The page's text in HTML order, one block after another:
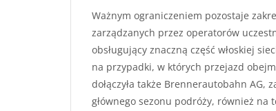
Ważnym ograniczeniem pozostaje
zarządzanych przez operatorów
obsługujący znaczną część włoskiej
na przypadki, w których przejazd
dołączyła także Brennerautobahn AG,
głównego sezonu podróży, również